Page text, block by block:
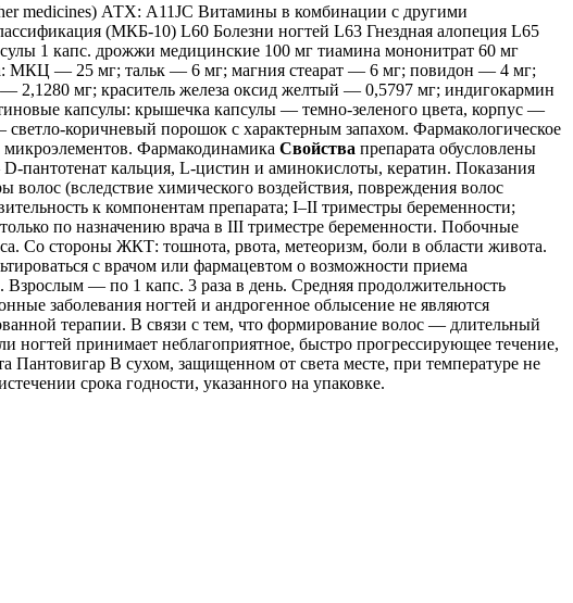
medicines) АТХ: A11JC Витамины в комбинации с другими
(МКБ-10) L60 Болезни ногтей L63 Гнездная алопеция L65
1 капс. дрожжи медицинские 100 мг тиамина мононитрат 60 мг
МКЦ — 25 мг; тальк — 6 мг; магния стеарат — 6 мг; повидон — 4 мг;
мг; краситель железа оксид желтый — 0,5797 мг; индигокармин
капсулы: крышечка капсулы — темно-зеленого цвета, корпус —
коричневый порошок с характерным запахом. Фармакологическое
микроэлементов. Фармакодинамика Свойства препарата обусловлены
пантотенат кальция, L-цистин и аминокислоты, кератин. Показания
(вследствие химического воздействия, повреждения волос
к компонентам препарата; I–II триместры беременности;
по назначению врача в III триместре беременности. Побочные
Со стороны ЖКТ: тошнота, рвота, метеоризм, боли в области живота.
с врачом или фармацевтом о возможности приема
— по 1 капс. 3 раза в день. Средняя продолжительность
заболевания ногтей и андрогенное облысение не являются
терапии. В связи с тем, что формирование волос — длительный
ногтей принимает неблагоприятное, быстро прогрессирующее течение,
Пантовигар В сухом, защищенном от света месте, при температуре не
срока годности, указанного на упаковке.